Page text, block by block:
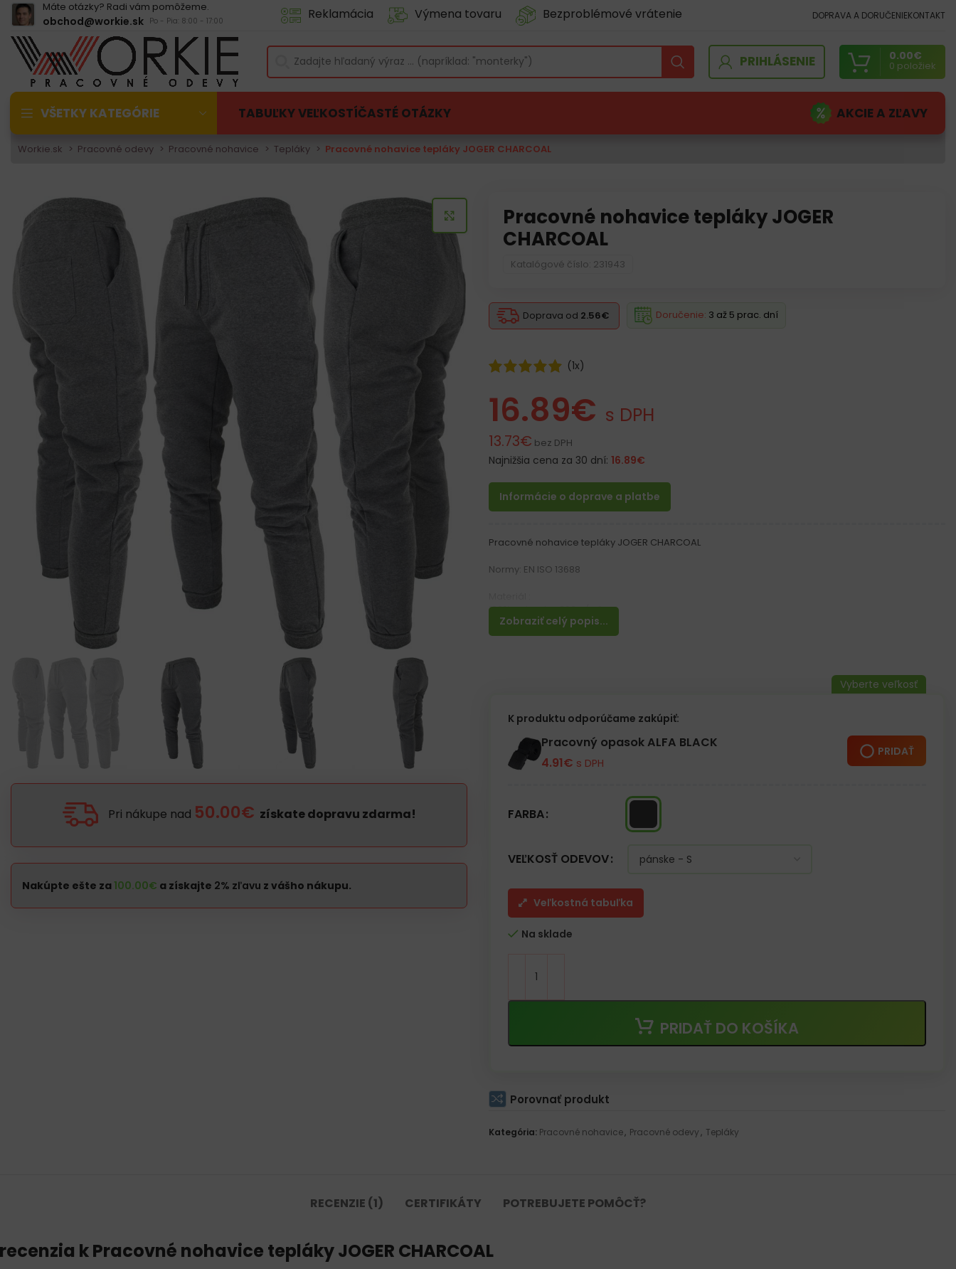
Máte otázky? Radi vám pomôžeme.
obchod@workie.sk Po - Pia: 8:00 - 17:00 Reklamácia Výmena tovaru Bezproblémové vrátenie DOPRAVA A DORUČENIEKONTAKT
PRIHLÁSENIE 0 položiek
0.00€
VŠETKY KATEGÓRIE TABUĽKY VEĽKOSTÍČASTÉ OTÁZKY AKCIE A ZĽAVY
Workie.sk Pracovné odevy Pracovné nohavice Tepláky Pracovné nohavice tepláky JOGER CHARCOAL
KLIKNITE PRE ZVÄČŠENIE
Pri nákupe nad 50.00€ získate dopravu zdarma!
Nakúpte ešte za 100.00€ a získajte 2% zľavu z vášho nákupu.
Pracovné nohavice tepláky JOGER
CHARCOAL
Katalógové číslo: 231943
Doprava od 2.56€ Doručenie: 3 až 5 prac. dní
(1x)
16.89€ s DPH
13.73€ bez DPH
Najnižšia cena za 30 dní: 16.89€
Informácie o doprave a platbe
Zobraziť celý popis...
Pracovné nohavice tepláky JOGER CHARCOAL
Normy: EN ISO 13688
100% polyester 260 g/m²
Vlastnosti:
K produktu odporúčame zakúpiť:
Pracovný opasok ALFA BLACK
4.91€ s DPH
PRIDAŤ
FARBA
VEĽKOSŤ ODEVOV
Veľkostná tabuľka
Na sklade
PRIDAŤ DO KOŠÍKA
Porovnať produkt
Kategória: Pracovné nohavice, Pracovné odevy , Tepláky
RECENZIE (1) CERTIFIKÁTY POTREBUJETE POMÔCŤ?
recenzia kPracovné nohavice tepláky JOGER CHARCOAL